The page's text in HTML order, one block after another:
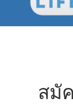
สมั